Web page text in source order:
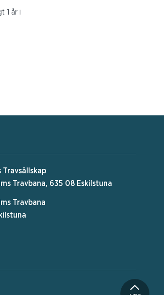
1 år i
Travsällskap
Travbana, 635 08 Eskilstuna
Travbana